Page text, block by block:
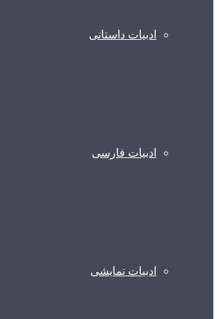
ادبیات داستانی
ادبیات فارسی
ادبیات نمایشی